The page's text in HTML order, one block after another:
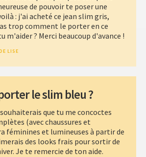
de pouvoir te poser une
: j'ai acheté ce jean slim gris,
trop comment le porter en ce
m'aider ? Merci beaucoup d'avance !
LISE
le slim bleu ?
que tu me concoctes
(avec chaussures et
féminines et lumineuses à partir de
des looks frais pour sortir de
Je te remercie de ton aide.